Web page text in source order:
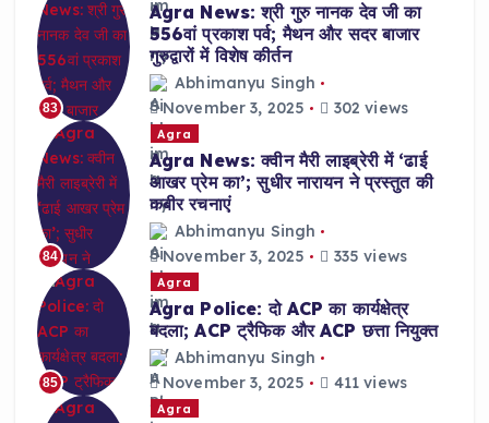
83
Agra News: श्री गुरु नानक देव जी का
556वां प्रकाश पर्व; मैथन और सदर बाजार
गुरुद्वारों में विशेष कीर्तन
Abhimanyu Singh
November 3, 2025
302 views
84
Agra
Agra News: क्वीन मैरी लाइब्रेरी में ‘ढाई
आखर प्रेम का’; सुधीर नारायन ने प्रस्तुत की
कबीर रचनाएं
Abhimanyu Singh
November 3, 2025
335 views
85
Agra
Agra Police: दो ACP का कार्यक्षेत्र
बदला; ACP ट्रैफिक और ACP छत्ता नियुक्त
Abhimanyu Singh
November 3, 2025
411 views
Agra